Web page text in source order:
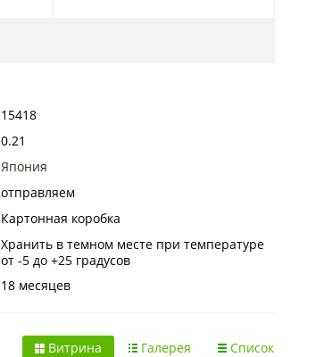
15418
0.21
Япония
отправляем
Картонная коробка
Хранить в темном месте при температуре
от -5 до +25 градусов
18 месяцев
Список
Галерея
Витрина